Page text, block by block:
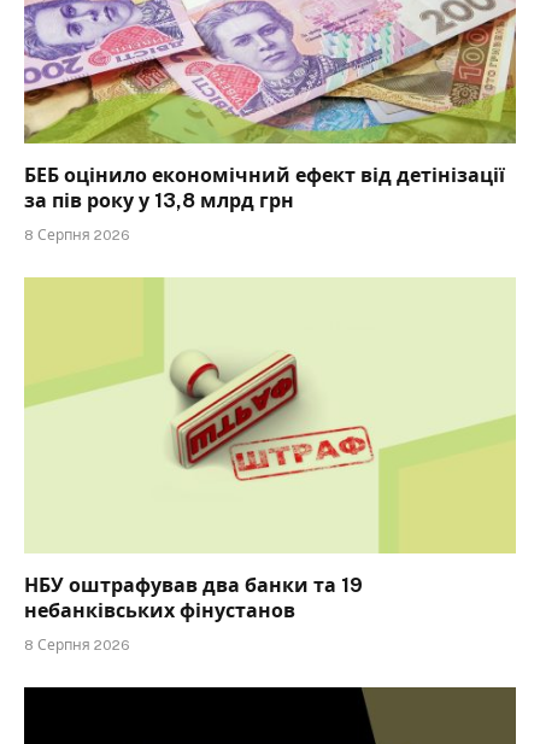
БЕБ оцінило економічний ефект від детінізації
за пів року у 13,8 млрд грн
8 Серпня 2026
НБУ оштрафував два банки та 19
небанківських фінустанов
8 Серпня 2026